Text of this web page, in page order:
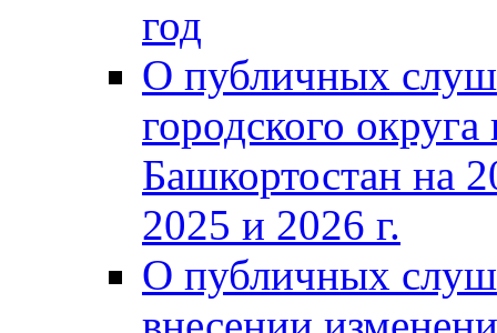
год
О публичных
городского
Башкортостан на
2025 и 2026 г.
О публичных